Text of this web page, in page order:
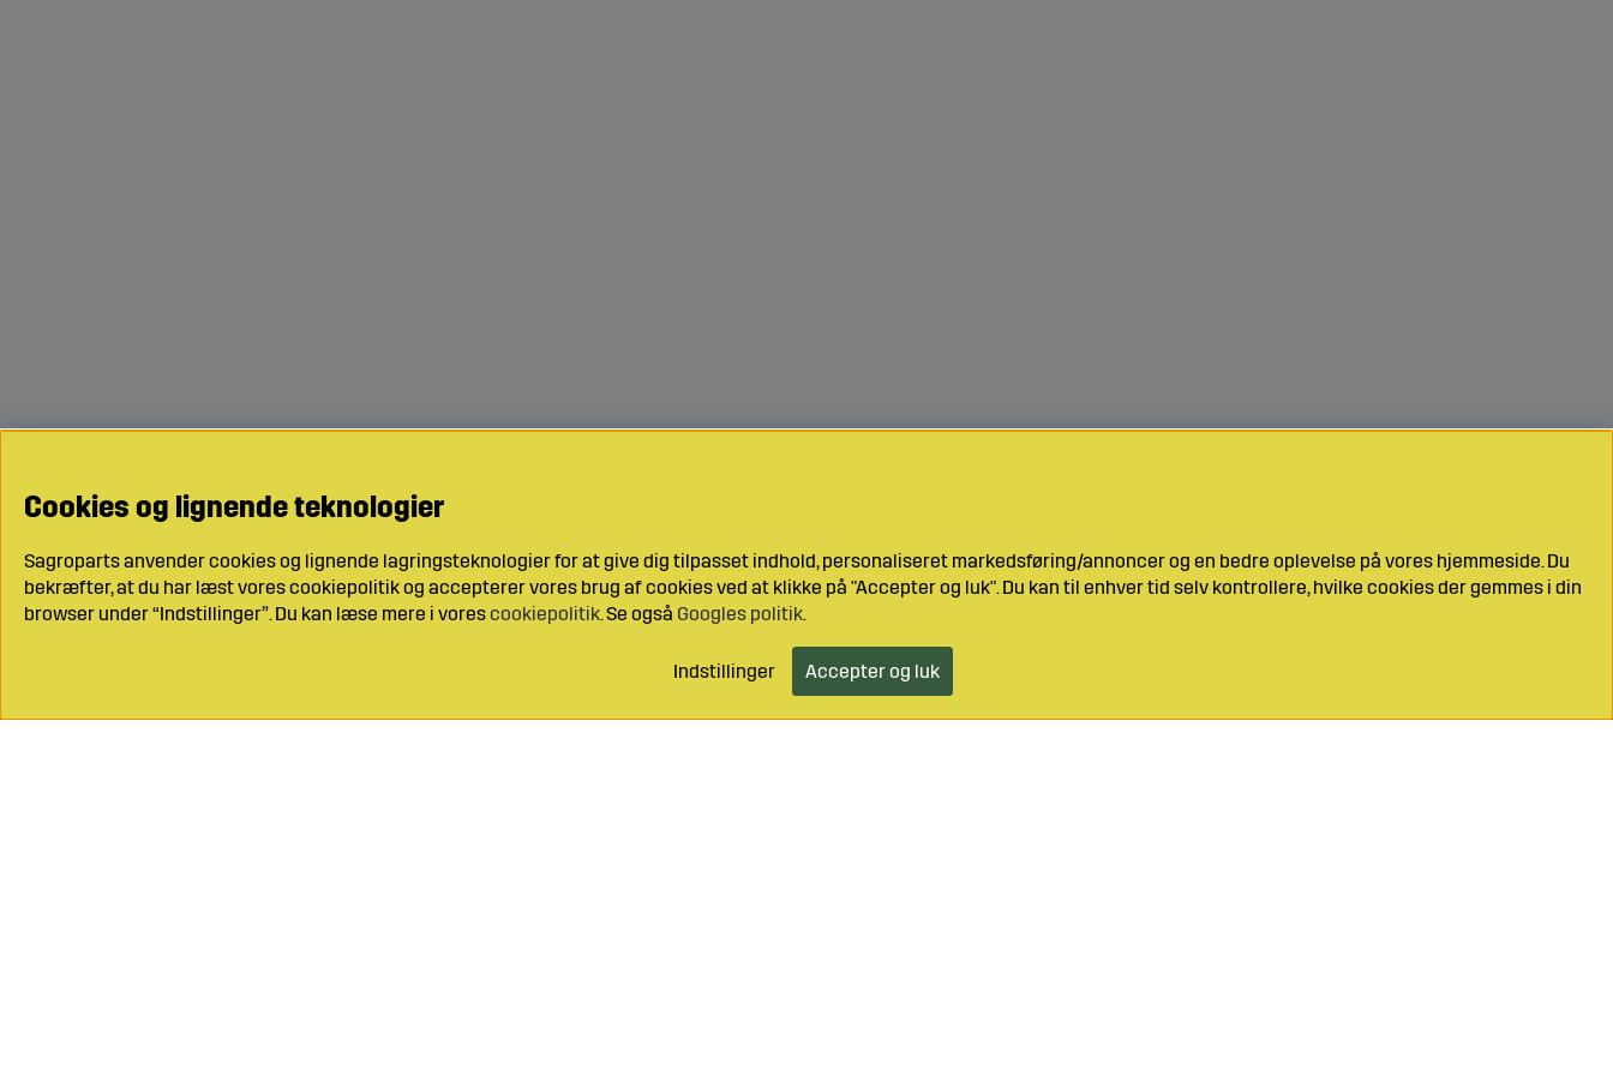
Cookies og lignende teknologier
Sagroparts anvender cookies og lignende lagringsteknologier for at give dig tilpasset indhold, personaliseret markedsføring/annoncer og en bedre oplevelse på vores hjemmeside. Du
bekræfter, at du har læst vores cookiepolitik og accepterer vores brug af cookies ved at klikke på "Accepter og luk". Du kan til enhver tid selv kontrollere, hvilke cookies der gemmes i din
browser under “Indstillinger”. Du kan læse mere i vorescookiepolitik. Se også Googles politik.
Indstillinger Accepter og luk